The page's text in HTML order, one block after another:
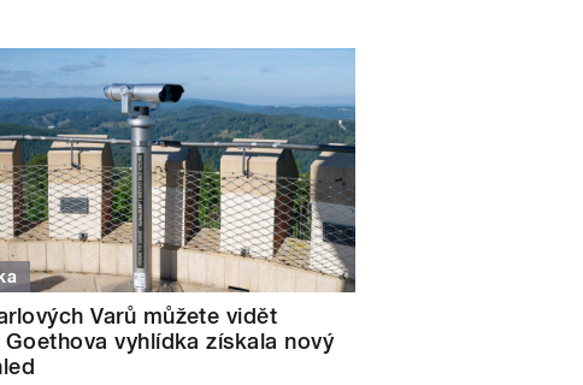
Varů můžete vidět
vyhlídka získala nový